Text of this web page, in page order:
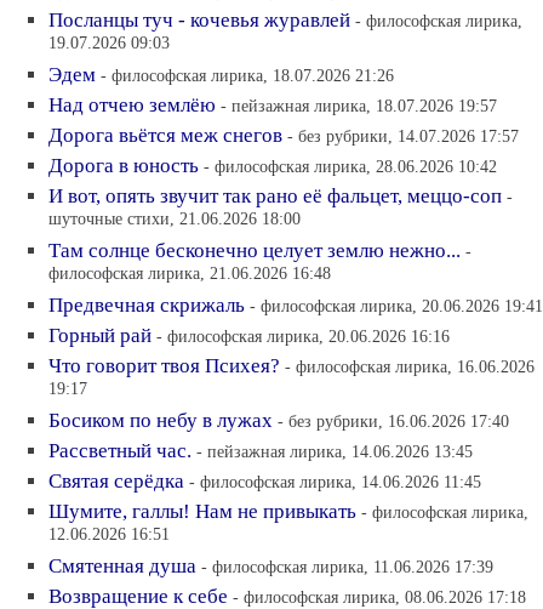
Посланцы туч - кочевья журавлей - философская лирика,
19.07.2026 09:03
Эдем - философская лирика, 18.07.2026 21:26
Над отчею землёю - пейзажная лирика, 18.07.2026 19:57
Дорога вьётся меж снегов - без рубрики, 14.07.2026 17:57
Дорога в юность - философская лирика, 28.06.2026 10:42
И вот, опять звучит так рано её фальцет, меццо-соп -
шуточные стихи, 21.06.2026 18:00
Там солнце бесконечно целует землю нежно... -
философская лирика, 21.06.2026 16:48
Предвечная скрижаль - философская лирика, 20.06.2026 19:41
Горный рай - философская лирика, 20.06.2026 16:16
Что говорит твоя Психея? - философская лирика, 16.06.2026
19:17
Босиком по небу в лужах - без рубрики, 16.06.2026 17:40
Рассветный час. - пейзажная лирика, 14.06.2026 13:45
Святая серёдка - философская лирика, 14.06.2026 11:45
Шумите, галлы! Нам не привыкать - философская лирика,
12.06.2026 16:51
Смятенная душа - философская лирика, 11.06.2026 17:39
Возвращение к себе - философская лирика, 08.06.2026 17:18